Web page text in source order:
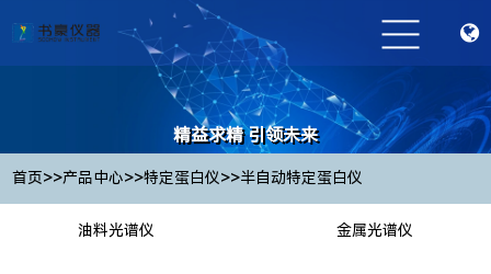
精益求精 引领未来
Striving for excellence and leading the future
首页>>产品中心>>特定蛋白仪>>半自动特定蛋白仪
油料光谱仪 金属光谱仪